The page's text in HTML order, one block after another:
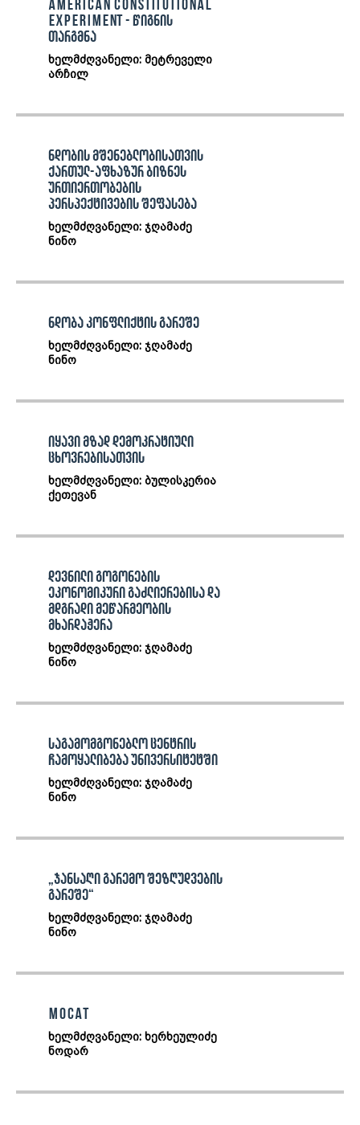
American Constitutional
Experiment - წიგნის
თარგმნა
ხელმძღვანელი: მეტრეველი
არჩილ
ნდობის მშენებლობისათვის
ქართულ-აფხაზურ ბიზნეს
ურთიერთობების
პერსპექტივების შეფასება
ხელმძღვანელი: ჯღამაძე
ნინო
ნდობა კონფლიქტის გარეშე
ხელმძღვანელი: ჯღამაძე
ნინო
იყავი მზად დემოკრატიული
ცხოვრებისათვის
ხელმძღვანელი: ბულისკერია
ქეთევან
დევნილი გოგონების
ეკონომიკური გაძლიერებისა და
მდგრადი მეწარმეობის
მხარდაჭერა
ხელმძღვანელი: ჯღამაძე
ნინო
საგამომგონებლო ცენტრის
ჩამოყალიბება უნივერსიტეტში
ხელმძღვანელი: ჯღამაძე
ნინო
„ჯანსაღი გარემო შეზღუდვების
გარეშე“
ხელმძღვანელი: ჯღამაძე
ნინო
MOCAT
ხელმძღვანელი: ხერხეულიძე
ნოდარ